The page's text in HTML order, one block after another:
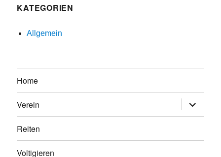
KATEGORIEN
Allgemein
Home
Verein
anzeigen
Reiten
Voltigieren